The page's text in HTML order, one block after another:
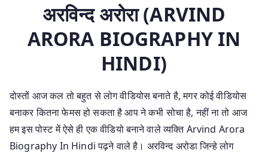
अरविन्द अरोरा (ARVIND
ARORA BIOGRAPHY IN
HINDI)
दोस्तों आज कल तो बहुत से लोग वीडियोस बनाते है, मगर कोई वीडियोस
बनाकर कितना फेमस हो सकता है आप ने कभी सोचा है, नहीं ना तो आज
हम इस पोस्ट में ऐसे ही एक वीडियो बनाने वाले व्यक्ति Arvind Arora
Biography In Hindi पढ़ने वाले है। अरविन्द अरोडा जिन्हे लोग